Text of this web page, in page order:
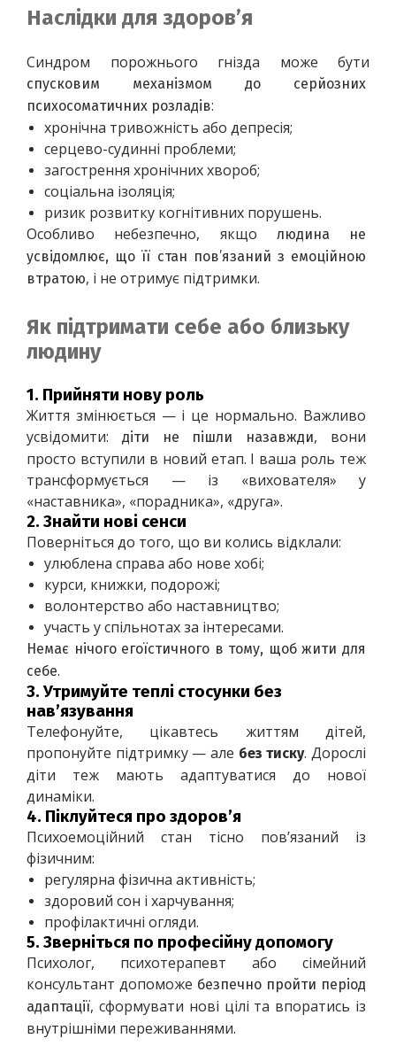
Наслідки для здоров’я
Синдром порожнього гнізда може бути
спусковим механізмом до серйозних
психосоматичних розладів:
хронічна тривожність або депресія;
серцево-судинні проблеми;
загострення хронічних хвороб;
соціальна ізоляція;
ризик розвитку когнітивних порушень.
Особливо небезпечно, якщо людина не
усвідомлює, що її стан пов’язаний з емоційною
втратою, і не отримує підтримки.
Як підтримати себе або близьку
людину
1. Прийняти нову роль
Життя змінюється — і це нормально. Важливо
усвідомити: діти не пішли назавжди, вони
просто вступили в новий етап. І ваша роль теж
трансформується — із «вихователя» у
«наставника», «порадника», «друга».
2. Знайти нові сенси
Поверніться до того, що ви колись відклали:
улюблена справа або нове хобі;
курси, книжки, подорожі;
волонтерство або наставництво;
участь у спільнотах за інтересами.
Немає нічого егоїстичного в тому, щоб жити для
себе.
3. Утримуйте теплі стосунки без
нав’язування
Телефонуйте, цікавтесь життям дітей,
пропонуйте підтримку — але без тиску. Дорослі
діти теж мають адаптуватися до нової
динаміки.
4. Піклуйтеся про здоров’я
Психоемоційний стан тісно пов’язаний із
фізичним:
регулярна фізична активність;
здоровий сон і харчування;
профілактичні огляди.
5. Зверніться по професійну допомогу
Психолог, психотерапевт або сімейний
консультант допоможе безпечно пройти період
адаптації, сформувати нові цілі та впоратись із
внутрішніми переживаннями.